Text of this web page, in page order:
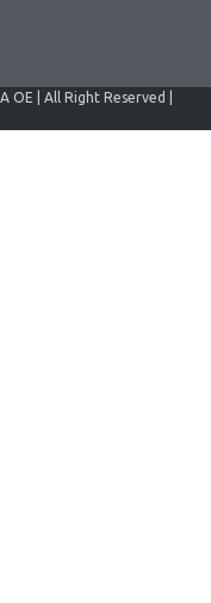
ΟΕ | All Right Reserved |